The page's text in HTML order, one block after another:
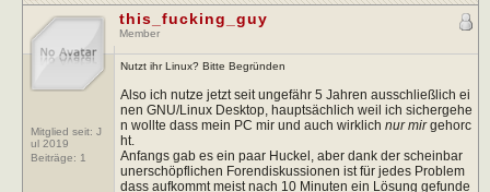
Mitglied seit: J
ul 2019
Beiträge: 1
this_fucking_guy
Member
Nutzt ihr Linux? Bitte Begründen
Also ich nutze jetzt seit ungefähr 5 Jahren ausschließlich ei
nen GNU/Linux Desktop, hauptsächlich weil ich sichergehe
n wollte dass mein PC mir und auch wirklich nur mirgehorc
ht.
Anfangs gab es ein paar Huckel, aber dank der scheinbar
unerschöpflichen Forendiskussionen ist für jedes Problem
dass aufkommt meist nach 10 Minuten ein Lösung gefunde